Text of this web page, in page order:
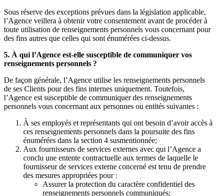
Sous réserve des exceptions prévues dans la législation applicable,
l’Agence veillera à obtenir votre consentement avant de procéder à
toute utilisation de renseignements personnels vous concernant pour
des fins autres que celles qui sont énumérées ci-dessus.
5. À qui l’Agence est-elle susceptible de communiquer vos
renseignements personnels ?
De façon générale, l’Agence utilise les renseignements personnels
de ses Clients pour des fins internes uniquement. Toutefois,
l’Agence est susceptible de communiquer des renseignements
personnels vous concernant aux personnes ou entités suivantes :
À ses employés et représentants qui ont besoin d’avoir accès à
ces renseignements personnels dans la poursuite des fins
énumérées dans la section 4 susmentionnée;
Aux fournisseurs de services externes avec qui l’Agence a
conclu une entente contractuelle aux termes de laquelle le
fournisseur de services externe concerné est tenu de prendre
des mesures appropriées pour :
Assurer la protection du caractère confidentiel des
renseignements personnels communiqués;